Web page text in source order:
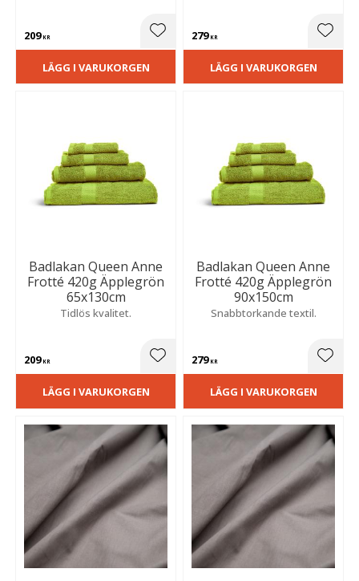
209KR Lägg till i favoriter
LÄGG I VARUKORGEN
279KR
LÄGG I VARUKORGEN
Badlakan Queen Anne
Frotté 420g Äpplegrön
65x130cm
Tidlös kvalitet.
209KR Lägg till i favoriter
LÄGG I VARUKORGEN
Badlakan Queen Anne
Frotté 420g Äpplegrön
90x150cm
Snabbtorkande textil.
279KR
LÄGG I VARUKORGEN